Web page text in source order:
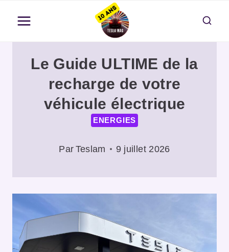
contenu
Le Guide ULTIME de la
recharge de votre
véhicule électrique
ENERGIES
Par Teslam 9 juillet 2026